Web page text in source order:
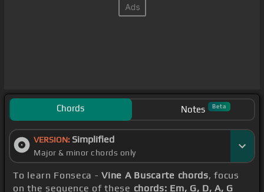
Chords Notes Beta
VERSION: Simplified
Major & minor chords only
To learn Fonseca -Vine A Buscarte chords, focus
on the sequence of these chords: Em, G, D, A, G